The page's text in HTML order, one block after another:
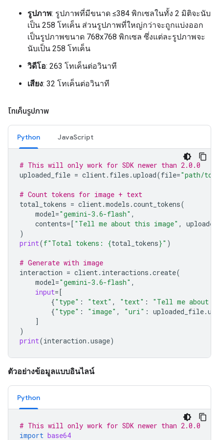
รูปภาพ: รูปภาพที่มีขนาด ≤384 พิกเซลในทั้ง 2 มิติจะนับ
เป็น 258 โทเค็น ส่วนรูปภาพที่ใหญ่กว่าจะถูกแบ่งออก
เป็นรูปภาพขนาด 768x768 พิกเซล ซึ่งแต่ละรูปภาพจะ
นับเป็น 258 โทเค็น
วิดีโอ: 263 โทเค็นต่อวินาที
เสียง: 32 โทเค็นต่อวินาที
โทเค็นรูปภาพ
Python JavaScript
# This will only work for SDK newer than 2.0.0
uploaded_file = client. files .upload(file="path/to/
# Count tokens for image + text
total_tokens = client.models .count_tokens(
model="gemini-3.6-flash" ,
contents=[ "Tell me about this image" ,
)
print(f"Total tokens: {total_tokens}" )
# Generate with image
interaction = client. interactions .create(
model="gemini-3.6-flash" ,
input=[
{"type" : "text" , "text" :
"Tell me about
{"type" : "image" , "uri" : uploaded_file.uri
]
)
print(interaction .usage)
ตัวอย่างข้อมูลแบบอินไลน์
Python
# This will only work for SDK newer than 2.0.0
import base64